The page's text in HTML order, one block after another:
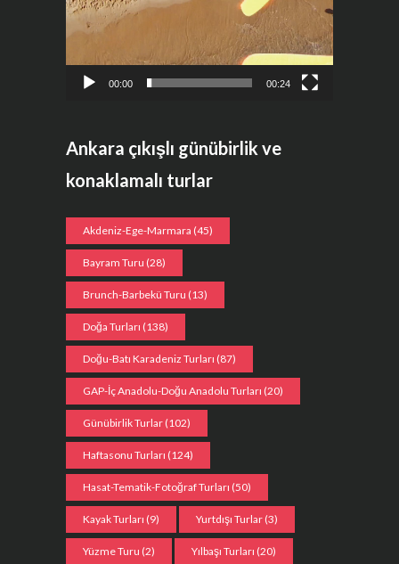
00:00 00:24
Ankara çıkışlı günübirlik ve
konaklamalı turlar
Akdeniz-Ege-Marmara (45)
Bayram Turu (28)
Brunch-Barbekü Turu (13)
Doğa Turları (138)
Doğu-Batı Karadeniz Turları (87)
GAP-İç Anadolu-Doğu Anadolu Turları (20)
Günübirlik Turlar (102)
Haftasonu Turları (124)
Hasat-Tematik-Fotoğraf Turları (50)
Kayak Turları (9) Yurtdışı Turlar (3)
Yüzme Turu (2) Yılbaşı Turları (20)